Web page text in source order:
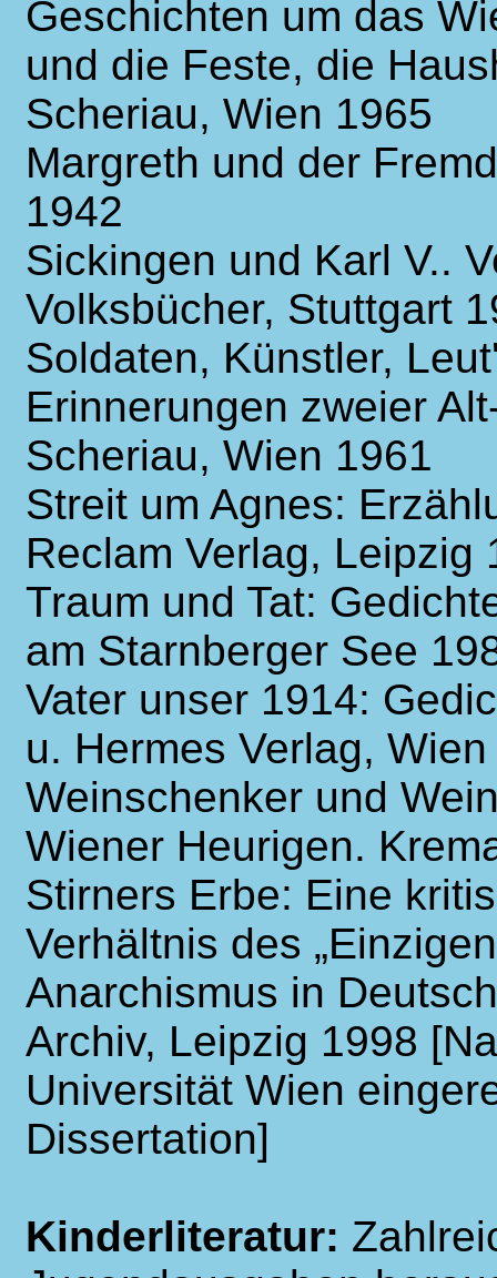
Geschichten um das
und die Feste, die
Scheriau, Wien 1965
Margreth und der
1942
Sickingen und Karl V..
Volksbücher, Stuttgart
Soldaten, Künstler,
Erinnerungen zweier
Scheriau, Wien 1961
Streit um Agnes:
Reclam Verlag, Leipzig
Traum und Tat:
am Starnberger See
Vater unser 1914:
u. Hermes Verlag,
Weinschenker und
Wiener Heurigen.
Stirners Erbe: Eine
Verhältnis des
Anarchismus in
Archiv, Leipzig 1998
Universität Wien
Dissertation]
Kinderliteratur: